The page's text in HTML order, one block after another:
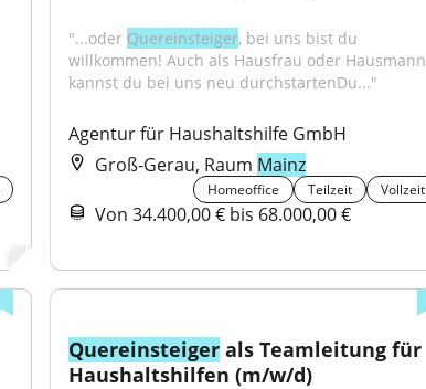
"...oder Quereinsteiger, bei uns bist du
willkommen! Auch als Hausfrau oder Hausmann
kannst du bei uns neu durchstartenDu..."
Agentur für Haushaltshilfe GmbH
Groß-Gerau, Raum Mainz
Homeoffice Teilzeit Vollzeit
Von 34.400,00 € bis 68.000,00 €
Quereinsteiger als Teamleitung für
Haushaltshilfen (m/w/d)